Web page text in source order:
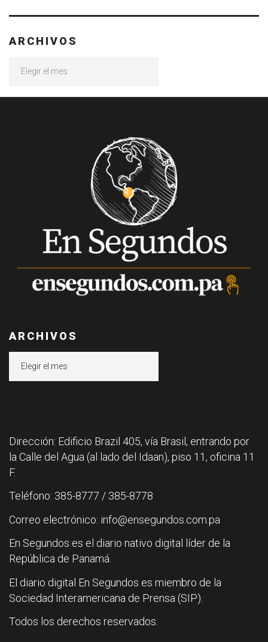
ARCHIVOS
ARCHIVOS
Dirección: Edificio Brazil 405, vía Brasil, entrando por
la Calle del Agua (al lado del Idaan), piso 11, oficina 11
F.
Teléfono: 385-8777 / 385-8778
Correo electrónico: info@ensegundos.com.pa
En Segundos es el diario nativo digital líder de la
República de Panamá.
El diario digital En Segundos es miembro de la
Sociedad Interamericana de Prensa (SIP).
Todos los derechos reservados.